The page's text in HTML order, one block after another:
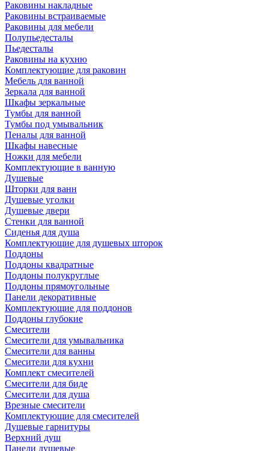
Раковины накладные
Раковины встраиваемые
Раковины для мебели
Полупьедесталы
Пьедесталы
Раковины на кухню
Комплектующие для раковин
Мебель для ванной
Зеркала для ванной
Шкафы зеркальные
Тумбы для ванной
Тумбы под умывальник
Пеналы для ванной
Шкафы навесные
Ножки для мебели
Комплектующие в ванную
Душевые
Шторки для ванн
Душевые уголки
Душевые двери
Стенки для ванной
Сиденья для душа
Комплектующие для душевых шторок
Поддоны
Поддоны квадратные
Поддоны полукруглые
Поддоны прямоугольные
Панели декоративные
Комплектующие для поддонов
Поддоны глубокие
Смесители
Смесители для умывальника
Смесители для ванны
Смесители для кухни
Комплект смесителей
Смесители для биде
Смесители для душа
Врезные смесители
Комплектующие для смесителей
Душевые гарнитуры
Верхний душ
Панели душевые